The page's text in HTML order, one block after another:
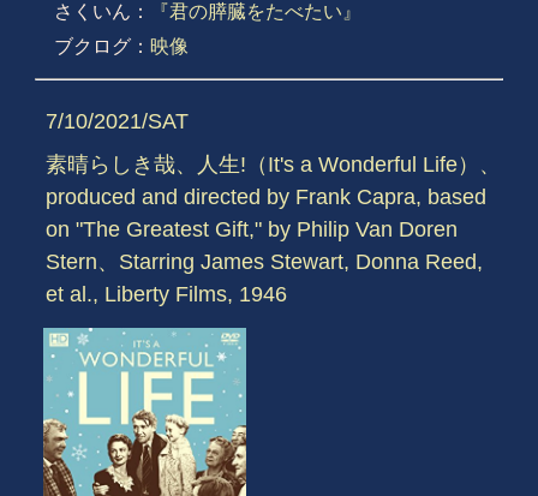
さくいん：
『君の膵臓をたべたい』
ブクログ： 映像
7/10/2021/SAT
素晴らしき哉、人生!（It's a Wonderful Life）、
produced and directed by Frank Capra, based
on "The Greatest Gift," by Philip Van Doren
Stern、Starring James Stewart, Donna Reed,
et al., Liberty Films, 1946